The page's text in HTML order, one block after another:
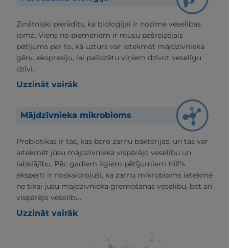
Zinātniski pierādīts, ka bioloģijai ir nozīme veselības
jomā. Viens no piemēriem ir mūsu pašreizējais
pētījums par to, kā uzturs var ietekmēt mājdzīvnieka
gēnu ekspresiju, lai palīdzētu viņiem dzīvot veselīgu
dzīvi.
Uzzināt vairāk
Mājdzīvnieka mikrobioms
Prebiotikas ir tās, kas baro zarnu baktērijas, un tās var
ietekmēt jūsu mājdzīvnieka vispārējo veselību un
labklājību. Pēc gadiem ilgiem pētījumiem Hill’s
eksperti ir noskaidrojuši, ka zarnu mikrobioms ietekmē
ne tikai jūsu mājdzīvnieka gremošanas veselību, bet arī
vispārējo veselību.
Uzzināt vairāk